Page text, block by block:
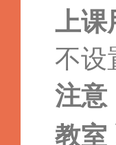
上课
不设
注意
教室